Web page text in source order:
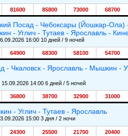
81600 85800 73000 68700
Посад - Чебоксары (Йошкар-
- Углич - Тутаев - Ярославль -
16:00 10 дней / 9 ночей
64900 68300 58100 54700
- Чкаловск - Ярославль - Мышкин -
14:00 6 дней / 5 ночей
36800 38700 32900 31000
- Углич - Тутаев - Ярославль
15:00 3 дня / 2 ночи
24300 25500 21700 20400